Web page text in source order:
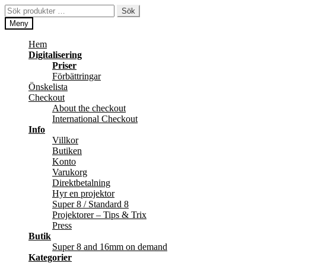
Hoppa
till
navigering
Hoppa
till
innehåll
Sök
efter:
Sök
Meny
Hem
Digitalisering
Priser
Förbättringar
Önskelista
Checkout
About the checkout
International Checkout
Info
Villkor
Butiken
Konto
Varukorg
Direktbetalning
Hyr en projektor
Super 8 / Standard 8
Projektorer – Tips & Trix
Press
Butik
Super 8 and 16mm on demand
Kategorier